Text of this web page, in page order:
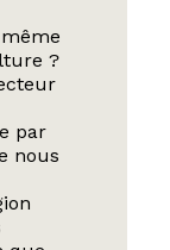
?
par
nous